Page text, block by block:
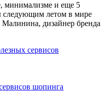
минимализме и еще 5
следующим летом в мире
Малинина, дизайнер бренда
шопинга